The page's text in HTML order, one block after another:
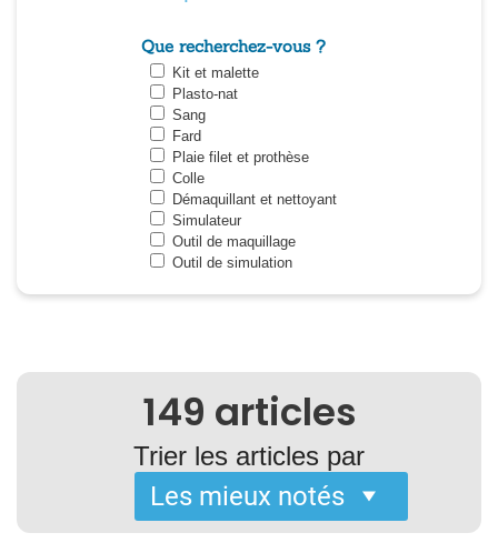
Que recherchez-vous ?
Kit et malette
Plasto-nat
Sang
Fard
Plaie filet et prothèse
Colle
Démaquillant et nettoyant
Simulateur
Outil de maquillage
Outil de simulation
149 articles
Trier les articles par